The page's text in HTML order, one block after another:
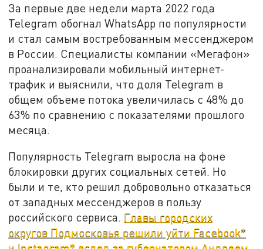
За первые две недели марта 2022 года
Telegram обогнал WhatsApp по популярности
и стал самым востребованным мессенджером
в России. Специалисты компании «Мегафон»
проанализировали мобильный интернет-
трафик и выяснили, что доля Telegram в
общем объеме потока увеличилась с 48% до
63% по сравнению с показателями прошлого
месяца.
Популярность Telegram выросла на фоне
блокировки других социальных сетей. Но
были и те, кто решил добровольно отказаться
от западных мессенджеров в пользу
российского сервиса. Главы городских
округов Подмосковья решили уйти Facebook*